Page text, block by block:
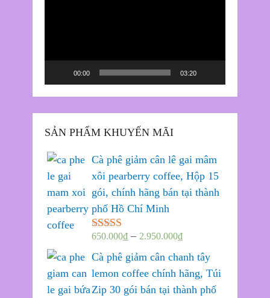
00:00 03:20
SẢN PHẨM KHUYẾN MÃI
Cà phê giảm cân lê gai mâm
xôi pearberry coffee, Hộp 15
gói, chính hãng bán tại thành
phố Hồ Chí Minh
Được xếp
sao
650.000₫– 2.950.000₫
Cà phê giảm cân chanh tây
lemon coffee chính hãng, Túi
Zip 30 gói bán tại thành phố